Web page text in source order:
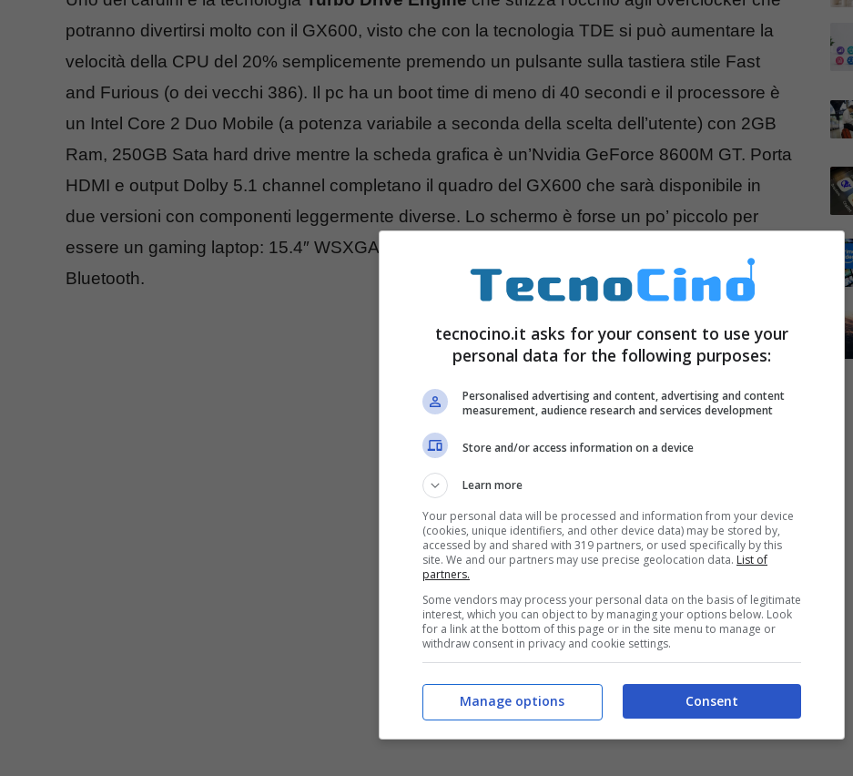
potranno divertirsi molto con il GX600, visto che con la tecnologia TDE si può aumentare la
velocità della CPU del 20% semplicemente premendo un pulsante sulla tastiera stile Fast
and Furious (o dei vecchi 386). Il pc ha un boot time di meno di 40 secondi e il processore è
un Intel Core 2 Duo Mobile (a potenza variabile a seconda della scelta dell’utente) con 2GB
Ram, 250GB Sata hard drive mentre la scheda grafica è un’Nvidia GeForce 8600M GT. Porta
HDMI e output Dolby 5.1 channel completano il quadro del GX600 che sarà disponibile in
due versioni con componenti leggermente diverse. Lo schermo è forse un po’ piccolo per
essere un gaming laptop: 15.4″ WSXGA+ LCD con
Bluetooth.
tecnocino.it asks for your consent to use your
personal data for the following purposes:
Personalised advertising and content, advertising and content
measurement, audience research and services development
Store and/or access information on a device
Learn more
Your personal data will be processed and information from your device
(cookies, unique identifiers, and other device data) may be stored by,
accessed by and shared with 319 partners, or used specifically by this
site. We and our partners may use precise geolocation data. List of
partners.
Some vendors may process your personal data on the basis of legitimate
interest, which you can object to by managing your options below. Look
for a link at the bottom of this page or in the site menu to manage or
withdraw consent in privacy and cookie settings.
Consent
Manage options